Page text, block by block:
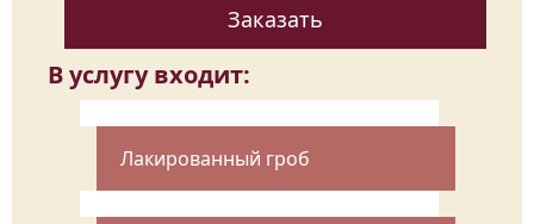
Заказать
В услугу входит:
Лакированный гроб